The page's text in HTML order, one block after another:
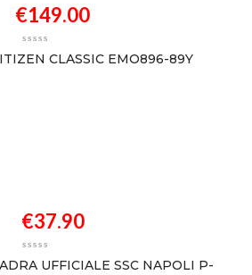
CLASSIC EMO896-89Y
€149.00
UFFICIALE SSC NAPOLI P-
€37.90